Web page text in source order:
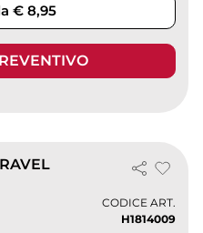
€ 8,95
CODICE ART.
H1814009